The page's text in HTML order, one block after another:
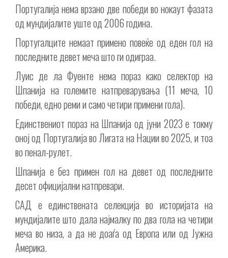
Португалија нема врзано две победи во нокаут фазата
од мундијалите уште од 2006 година.
Португалците немаат примено повеќе од еден гол на
последните девет меча што ги одиграа.
Луис де ла Фуенте нема пораз како селектор на
Шпанија на големите натпреварувања (11 меча, 10
победи, едно реми и само четири примени гола).
Единствениот пораз на Шпанија од јуни 2023 е токму
оној од Португалија во Лигата на Нации во 2025, и тоа
во пенал-рулет.
Шпанија е без примен гол на девет од последните
десет официјални натпревари.
САД е единствената селекција во историјата на
мундијалите што дала најмалку по два гола на четири
меча во низа, а да не доаѓа од Европа или од Јужна
Америка.